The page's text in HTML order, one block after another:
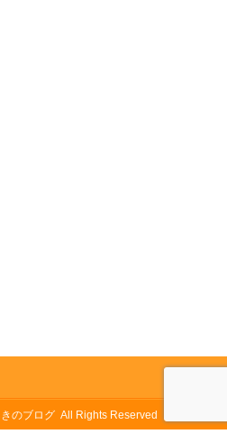
のブログAll Rights Reserved